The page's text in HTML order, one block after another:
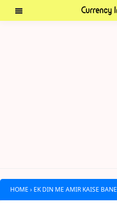
HOME › EK DIN ME AMIR KAISE BANE